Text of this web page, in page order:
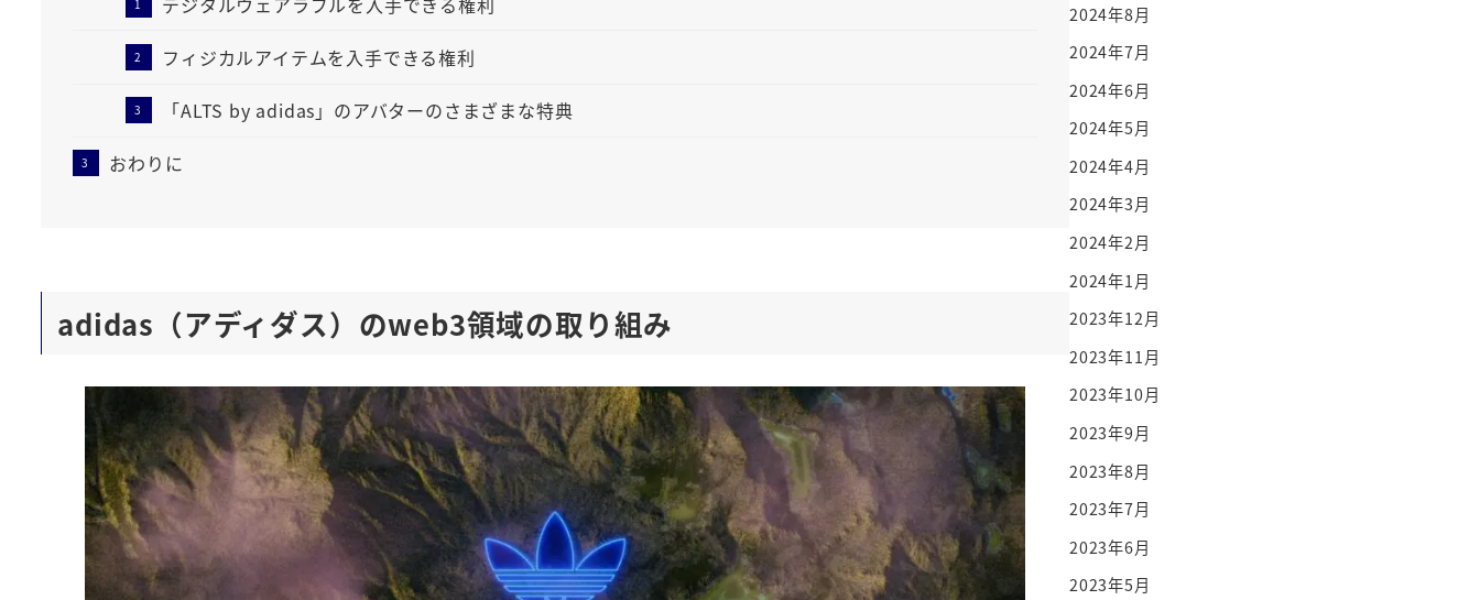
フィジカルアイテムを入手できる権利
「ALTS by adidas」のアバターのさまざまな特典
おわりに
adidas（アディダス）のweb3領域の取り組み
2024年8月
2024年7月
2024年6月
2024年5月
2024年4月
2024年3月
2024年2月
2024年1月
2023年12月
2023年11月
2023年10月
2023年9月
2023年8月
2023年7月
2023年6月
2023年5月